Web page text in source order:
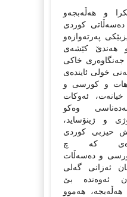
و هەڵەبجەو
كوردی
پەرتەوازەو
و هەندێ كێشەی
جەنگاوەری خاكی
خولی ئایندەی
و كورسی و
ئەوكات
وەكو
و ژینۆساید،
حیزبی كوردی
كە چ
و دەسەڵات
ئەزانی گەلی
ئەوەندە بێ
هەڵەبجە، هەموو